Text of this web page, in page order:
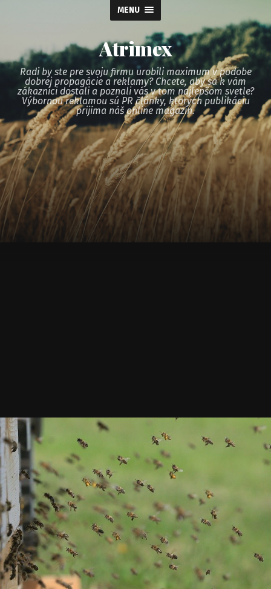
MENU
Atrimex
Radi by ste pre svoju firmu urobili maximum v podobe
dobrej propagácie a reklamy? Chcete, aby sa k vám
zákazníci dostali a poznali vás v tom najlepšom svetle?
Výbornou reklamou sú PR články, ktorých publikáciu
prijíma náš online magazín.